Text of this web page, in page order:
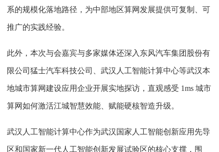
系的规模化落地路径，为中部地区算网发展提供可复制、可
推广的实践经验。
此外，本次与会嘉宾与多家媒体还深入东风汽车集团股份有
限公司猛士汽车科技公司、武汉人工智能计算中心等武汉本
地城市算网建设应用企业开展实地探访，直观感受 1ms 城市
算网如何激活江城智慧效能、赋能硬核智造升级。
武汉人工智能计算中心作为武汉国家人工智能创新应用先导
区和国家新一代人工智能创新发展试验区的核心支撑，围